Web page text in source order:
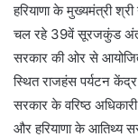
हरियाणा के मुख्यमंत्री
चल रहे 39वें सूरजकुंड
सरकार की ओर से
स्थित राजहंस पर्यटन
सरकार के वरिष्ठ
और हरियाणा के आतिथ्य